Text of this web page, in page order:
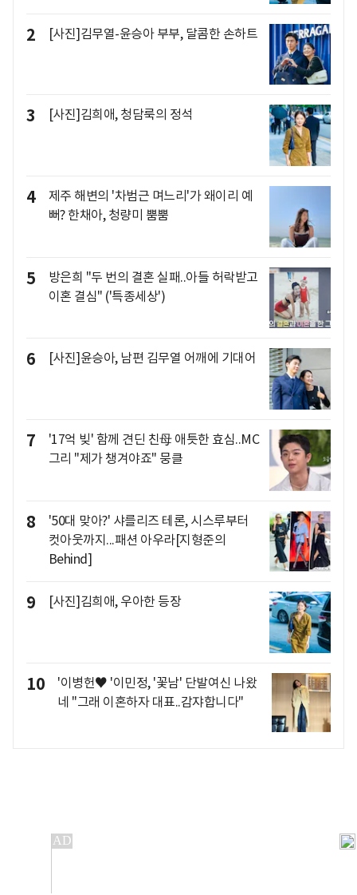
2 [사진]김무열-윤승아 부부, 달콤한 손하트
3 [사진]김희애, 청담룩의 정석
4
제주 해변의 '차범근 며느리'가 왜이리 예
뻐? 한채아, 청량미 뿜뿜
5
방은희 "두 번의 결혼 실패..아들 허락받고
이혼 결심" ('특종세상')
6 [사진]윤승아, 남편 김무열 어깨에 기대어
7
'17억 빚' 함께 견딘 친母 애틋한 효심..MC
그리 "제가 챙겨야죠" 뭉클
8
'50대 맞아?' 샤를리즈 테론, 시스루부터
컷아웃까지...패션 아우라[지형준의
Behind]
9 [사진]김희애, 우아한 등장
10
'이병헌♥ '이민정, '꽃남' 단발여신 나왔
네 "그래 이혼하자 대표..감쟈합니다"